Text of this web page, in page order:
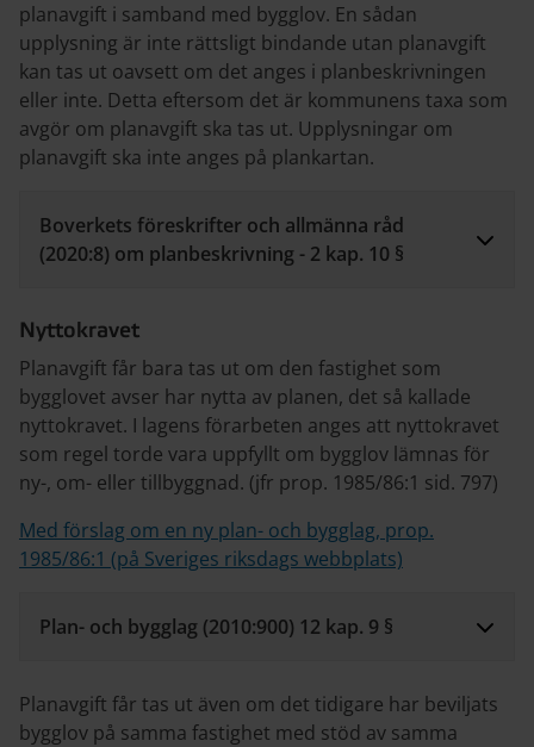
planavgift i samband med bygglov. En sådan
upplysning är inte rättsligt bindande utan planavgift
kan tas ut oavsett om det anges i planbeskrivningen
eller inte. Detta eftersom det är kommunens taxa som
avgör om planavgift ska tas ut. Upplysningar om
planavgift ska inte anges på plankartan.
Boverkets föreskrifter och allmänna råd
(2020:8) om planbeskrivning - 2 kap. 10 §
Nyttokravet
Planavgift får bara tas ut om den fastighet som
bygglovet avser har nytta av planen, det så kallade
nyttokravet. I lagens förarbeten anges att nyttokravet
som regel torde vara uppfyllt om bygglov lämnas för
ny-, om- eller tillbyggnad. (jfr prop. 1985/86:1 sid. 797)
Med förslag om en ny plan- och bygglag, prop.
1985/86:1 (på Sveriges riksdags webbplats)
Plan- och bygglag (2010:900) 12 kap. 9 §
Planavgift får tas ut även om det tidigare har beviljats
bygglov på samma fastighet med stöd av samma